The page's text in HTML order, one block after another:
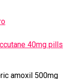
40mg pills
amoxil 500mg